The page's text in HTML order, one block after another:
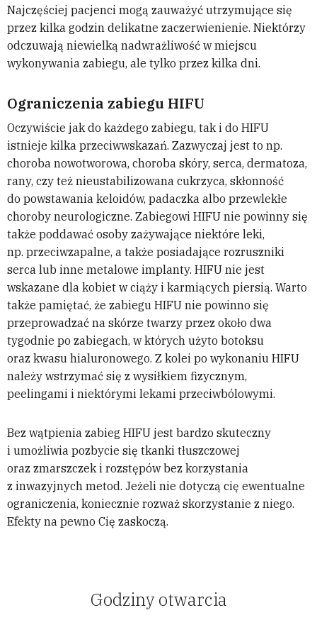
Najczęściej pacjenci mogą zauważyć utrzymujące się
przez kilka godzin delikatne zaczerwienienie. Niektórzy
odczuwają niewielką nadwrażliwość w miejscu
wykonywania zabiegu, ale tylko przez kilka dni.
Ograniczenia zabiegu HIFU
Oczywiście jak do każdego zabiegu, tak i do HIFU
istnieje kilka przeciwwskazań. Zazwyczaj jest to np.
choroba nowotworowa, choroba skóry, serca, dermatoza,
rany, czy też nieustabilizowana cukrzyca, skłonność
do powstawania keloidów, padaczka albo przewlekłe
choroby neurologiczne. Zabiegowi HIFU nie powinny się
także poddawać osoby zażywające niektóre leki,
np. przeciwzapalne, a także posiadające rozruszniki
serca lub inne metalowe implanty. HIFU nie jest
wskazane dla kobiet w ciąży i karmiących piersią. Warto
także pamiętać, że zabiegu HIFU nie powinno się
przeprowadzać na skórze twarzy przez około dwa
tygodnie po zabiegach, w których użyto botoksu
oraz kwasu hialuronowego. Z kolei po wykonaniu HIFU
należy wstrzymać się z wysiłkiem fizycznym,
peelingami i niektórymi lekami przeciwbólowymi.
Bez wątpienia zabieg HIFU jest bardzo skuteczny
i umożliwia pozbycie się tkanki tłuszczowej
oraz zmarszczek i rozstępów bez korzystania
z inwazyjnych metod. Jeżeli nie dotyczą cię ewentualne
ograniczenia, koniecznie rozważ skorzystanie z niego.
Efekty na pewno Cię zaskoczą.
Godziny otwarcia